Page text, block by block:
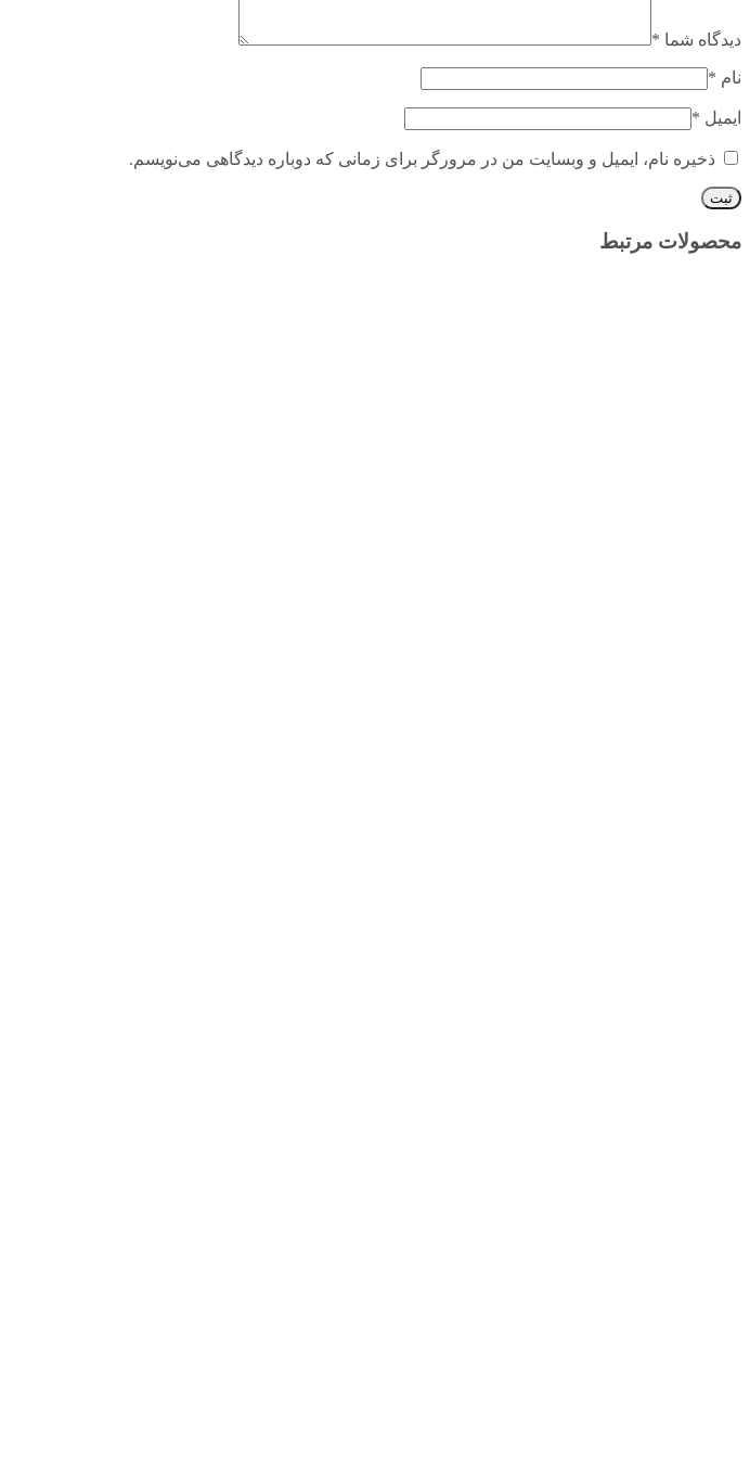
دیدگاه شما *
نام *
ایمیل *
ذخیره نام، ایمیل و وبسایت من در مرورگر برای زمانی که دوباره دیدگاهی می‌نویسم.
محصولات مرتبط